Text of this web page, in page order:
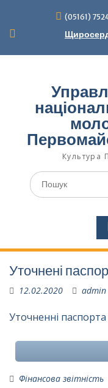
вмісту
(05161)
Культура
Шукати:
Уточнені
12.02.2020 admin
Уточненні паспорта
Фінансова звітність